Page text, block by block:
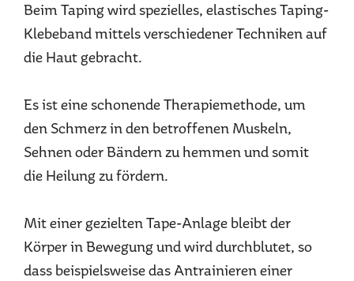
Beim Taping wird spezielles, elastisches Taping-
Klebeband mittels verschiedener Techniken auf
die Haut gebracht.
Es ist eine schonende Therapiemethode, um
den Schmerz in den betroffenen Muskeln,
Sehnen oder Bändern zu hemmen und somit
die Heilung zu fördern.
Mit einer gezielten Tape-Anlage bleibt der
Körper in Bewegung und wird durchblutet, so
dass beispielsweise das Antrainieren einer